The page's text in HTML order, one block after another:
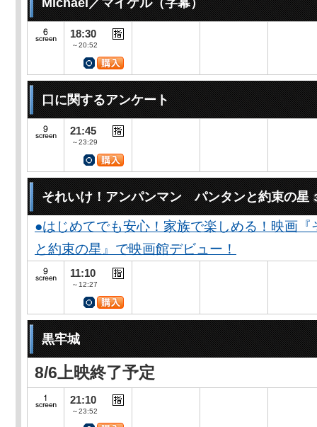
Michael／マイケル（字幕）
18:30
～20:52
口に関するアンケート
21:45
～23:29
それいけ！アンパンマン パンタンと約束の星
●はじめてでも安心！家族で楽しめる！映画
と約束の星』で映画館デビュー！
11:10
～12:27
黒牢城
8/6上映終了予定
21:10
～23:52